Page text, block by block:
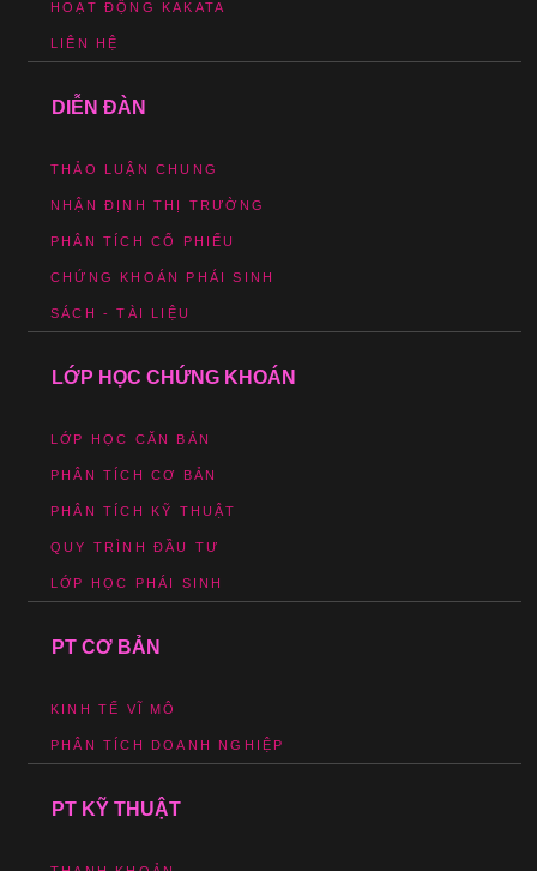
HOẠT ĐỘNG KAKATA
LIÊN HỆ
DIỄN ĐÀN
THẢO LUẬN CHUNG
NHẬN ĐỊNH THỊ TRƯỜNG
PHÂN TÍCH CỔ PHIẾU
CHỨNG KHOÁN PHÁI SINH
SÁCH - TÀI LIỆU
LỚP HỌC CHỨNG KHOÁN
LỚP HỌC CĂN BẢN
PHÂN TÍCH CƠ BẢN
PHÂN TÍCH KỸ THUẬT
QUY TRÌNH ĐẦU TƯ
LỚP HỌC PHÁI SINH
PT CƠ BẢN
KINH TẾ VĨ MÔ
PHÂN TÍCH DOANH NGHIỆP
PT KỸ THUẬT